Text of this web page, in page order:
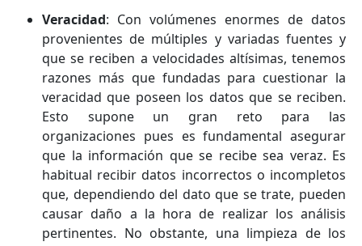
Veracidad: Con volúmenes enormes de datos
provenientes de múltiples y variadas fuentes y
que se reciben a velocidades altísimas, tenemos
razones más que fundadas para cuestionar la
veracidad que poseen los datos que se reciben.
Esto supone un gran reto para las
organizaciones pues es fundamental asegurar
que la información que se recibe sea veraz. Es
habitual recibir datos incorrectos o incompletos
que, dependiendo del dato que se trate, pueden
causar daño a la hora de realizar los análisis
pertinentes. No obstante, una limpieza de los